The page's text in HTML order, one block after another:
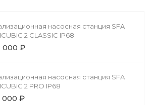
насосная станция SFA
2 CLASSIC IP68
000 ₽
насосная станция SFA
2 PRO IP68
000 ₽